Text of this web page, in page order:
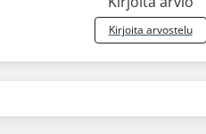
Kirjoita arvostelu